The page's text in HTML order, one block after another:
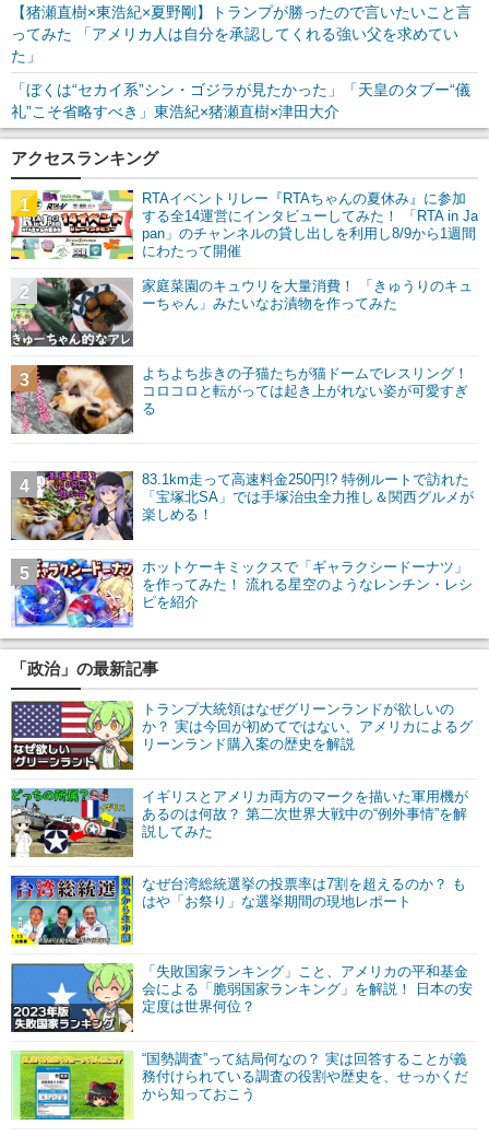
【猪瀬直樹×東浩紀×夏野剛】トランプが勝ったので言いたいこと言
ってみた 「アメリカ人は自分を承認してくれる強い父を求めてい
た」
「ぼくは“セカイ系”シン・ゴジラが見たかった」「天皇のタブー“儀
礼”こそ省略すべき」東浩紀×猪瀬直樹×津田大介
アクセスランキング
RTAイベントリレー『RTAちゃんの夏休み』に参加
する全14運営にインタビューしてみた！ 「RTA in Ja
pan」のチャンネルの貸し出しを利用し8/9から1週間
にわたって開催
1
家庭菜園のキュウリを大量消費！ 「きゅうりのキュ
ーちゃん」みたいなお漬物を作ってみた
2
よちよち歩きの子猫たちが猫ドームでレスリング！
コロコロと転がっては起き上がれない姿が可愛すぎ
る
3
83.1km走って高速料金250円!? 特例ルートで訪れた
「宝塚北SA」では手塚治虫全力推し＆関西グルメが
楽しめる！
4
ホットケーキミックスで「ギャラクシードーナツ」
を作ってみた！ 流れる星空のようなレンチン・レシ
ピを紹介
5
「政治」の最新記事
トランプ大統領はなぜグリーンランドが欲しいの
か？ 実は今回が初めてではない、アメリカによるグ
リーンランド購入案の歴史を解説
イギリスとアメリカ両方のマークを描いた軍用機が
あるのは何故？ 第二次世界大戦中の“例外事情”を解
説してみた
なぜ台湾総統選挙の投票率は7割を超えるのか？ も
はや「お祭り」な選挙期間の現地レポート
「失敗国家ランキング」こと、アメリカの平和基金
会による「脆弱国家ランキング」を解説！ 日本の安
定度は世界何位？
“国勢調査”って結局何なの？ 実は回答することが義
務付けられている調査の役割や歴史を、せっかくだ
から知っておこう